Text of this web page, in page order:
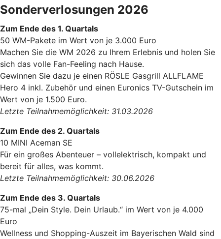
Sonderverlosungen 2026
Zum Ende des 1. Quartals
50 WM-Pakete im Wert von je 3.000 Euro
Machen Sie die WM 2026 zu Ihrem Erlebnis und holen Sie
sich das volle Fan-Feeling nach Hause.
Gewinnen Sie dazu je einen RÖSLE Gasgrill ALLFLAME
Hero 4 inkl. Zubehör und einen Euronics TV-Gutschein im
Wert von je 1.500 Euro.
Letzte Teilnahmemöglichkeit: 31.03.2026
Zum Ende des 2. Quartals
10 MINI Aceman SE
Für ein großes Abenteuer – vollelektrisch, kompakt und
bereit für alles, was kommt.
Letzte Teilnahmemöglichkeit: 30.06.2026
Zum Ende des 3. Quartals
75-mal „Dein Style. Dein Urlaub.“ im Wert von je 4.000
Euro
Wellness und Shopping-Auszeit im Bayerischen Wald sind